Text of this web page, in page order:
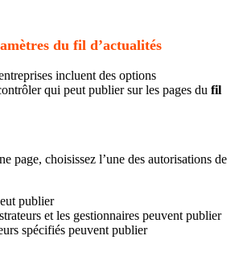
du fil d’actualités
incluent des options
qui peut publier sur les pages du fil
page, choisissez l’une des autorisations de
publier
et les gestionnaires peuvent publier
spécifiés peuvent publier